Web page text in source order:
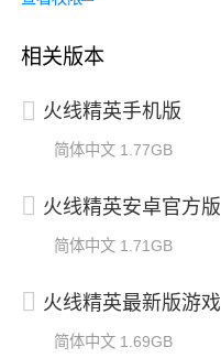
相关版本
火线精英手机版
简体中文 1.77GB
火线精英安卓官方版
简体中文 1.71GB
火线精英最新版游戏
简体中文 1.69GB